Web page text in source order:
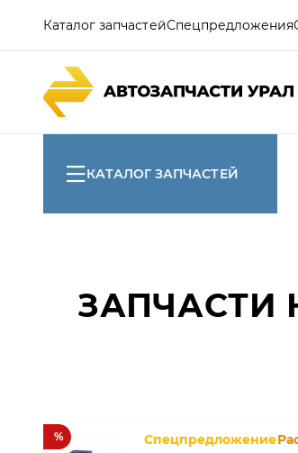
Каталог запчастейСпецпредложения
КАТАЛОГ ЗАПЧАСТЕЙ
ЗАПЧАСТИ
% Спецпредложение